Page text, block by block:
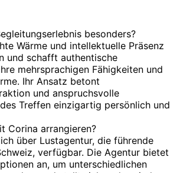
besonders?
Wärme und intellektuelle Präsenz
und schafft authentische
mehrsprachigen Fähigkeiten und
Ihr Ansatz betont
und anspruchsvolle
Treffen einzigartig persönlich und
Corina arrangieren?
über Lustagentur, die führende
verfügbar. Die Agentur bietet
an, um unterschiedlichen